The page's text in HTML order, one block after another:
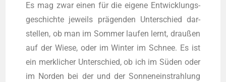
Es mag zwar einen für die eige­ne Ent­wick­lungs­
ge­schich­te jeweils prä­gen­den Unter­schied dar­
stel­len, ob man im Som­mer lau­fen lernt, drau­ßen
auf der Wie­se, oder im Win­ter im Schnee. Es ist
ein merk­li­cher Unter­schied, ob ich im Süden oder
im Nor­den bei der und der Son­nen­ein­strah­lung